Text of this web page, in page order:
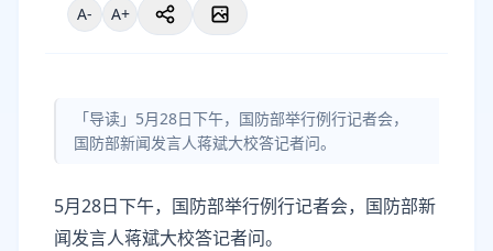
A-
A+
「导读」5月28日下午，国防部举行例行记者会，
国防部新闻发言人蒋斌大校答记者问。
5月28日下午，国防部举行例行记者会，国防部新
闻发言人蒋斌大校答记者问。